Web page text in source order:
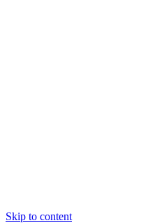
Skip to content